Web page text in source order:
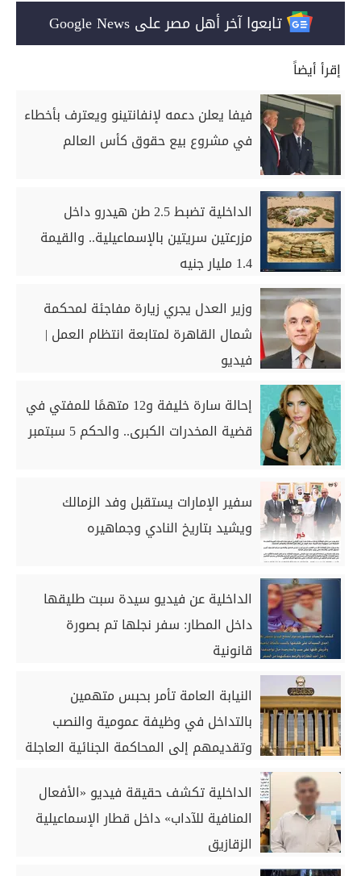
تابعوا آخر أهل مصر على Google News
إقرأ أيضاً
فيفا يعلن دعمه لإنفانتينو ويعترف بأخطاء
في مشروع بيع حقوق كأس العالم
الداخلية تضبط 2.5 طن هيدرو داخل
مزرعتين سريتين بالإسماعيلية.. والقيمة
1.4 مليار جنيه
وزير العدل يجري زيارة مفاجئة لمحكمة
شمال القاهرة لمتابعة انتظام العمل |
فيديو
إحالة سارة خليفة و12 متهمًا للمفتي في
قضية المخدرات الكبرى.. والحكم 5 سبتمبر
سفير الإمارات يستقبل وفد الزمالك
ويشيد بتاريخ النادي وجماهيره
الداخلية عن فيديو سيدة سبت طليقها
داخل المطار: سفر نجلها تم بصورة
قانونية
النيابة العامة تأمر بحبس متهمين
بالتداخل في وظيفة عمومية والنصب
وتقديمهم إلى المحاكمة الجنائية العاجلة
الداخلية تكشف حقيقة فيديو «الأفعال
المنافية للآداب» داخل قطار الإسماعيلية
الزقازيق